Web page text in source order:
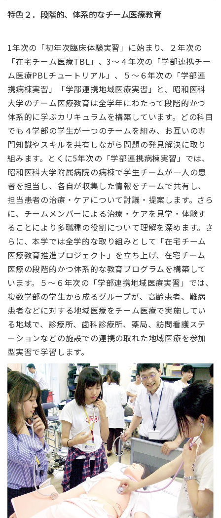
特色２．段階的、体系的なチーム医療教育
1年次の「初年次臨床体験実習」に始まり、２年次の
「在宅チーム医療TBL」、3～４年次の「学部連携チー
ム医療PBLチュートリアル」、５〜６年次の「学部連
携病棟実習」「学部連携地域医療実習」と、昭和医科
大学のチーム医療教育は全学年にわたって段階的かつ
体系的に学ぶカリキュラムを構築しています。どの科目
でも４学部の学生が一つのチームを組み、お互いの専
門知識やスキルを共有しながら問題の発見解決に取り
組みます。とくに5年次の「学部連携病棟実習」では、
昭和医科大学附属病院の病棟で学生チームが一人の患
者を担当し、各自が収集した情報をチームで共有し、
担当患者の治療・ケアについて討議・提案します。さら
に、チームメンバーによる治療・ケアを見学・体験す
ることにより多職種の役割について理解を深めます。さ
らに、本学では全学的な取り組みとして「在宅チーム
医療教育推進プロジェクト」を立ち上げ、在宅チーム
医療の段階的かつ体系的な教育プログラムを構築して
います。５〜６年次の「学部連携地域医療実習」では、
複数学部の学生から成るグループが、高齢患者、難病
患者などに対する地域医療をチーム医療で実施してい
る地域で、診療所、歯科診療所、薬局、訪問看護ステ
ーションなどの施設での連携の取れた地域医療を参加
型実習で学習します。